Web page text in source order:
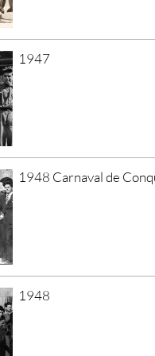
1947
1948 Carnaval de
1948